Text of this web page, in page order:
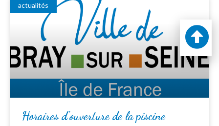
actualités
Horaires d’ouverture de la piscine